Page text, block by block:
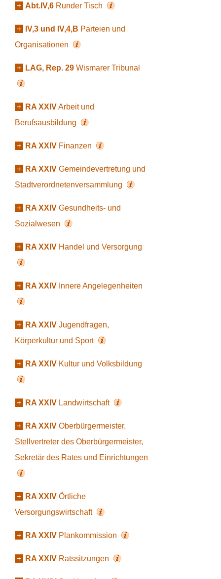
+ Abt.IV,6 Runder Tisch
+ IV,3 und IV,4,B Parteien und
Organisationen
+ LAG, Rep. 29 Wismarer Tribunal
+ RA XXIVArbeit und
Berufsausbildung
+ RA XXIV Finanzen
+ RA XXIV Gemeindevertretung und
Stadtverordnetenversammlung
+ RA XXIV Gesundheits- und
Sozialwesen
+ RA XXIV Handel und Versorgung
+ RA XXIV Innere Angelegenheiten
+ RA XXIV Jugendfragen,
Körperkultur und Sport
+ RA XXIV Kultur und Volksbildung
+ RA XXIV Landwirtschaft
+ RA XXIV Oberbürgermeister,
Stellvertreter des Oberbürgermeister,
Sekretär des Rates und Einrichtungen
+ RA XXIV Örtliche
Versorgungswirtschaft
+ RA XXIV Plankommission
+ RA XXIV Ratssitzungen